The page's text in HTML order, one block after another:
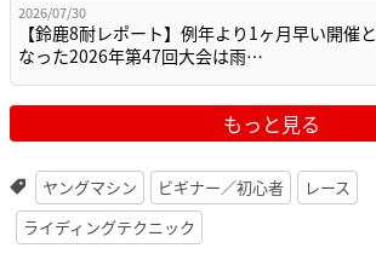
2026/07/30
【鈴鹿8耐レポート】例年より1ヶ月早い開催と
なった2026年第47回大会は雨…
もっと見る
ヤングマシン ビギナー／初心者
レース
ライディングテクニック